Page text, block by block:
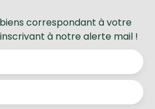
correspondant à votre
à notre alerte mail !